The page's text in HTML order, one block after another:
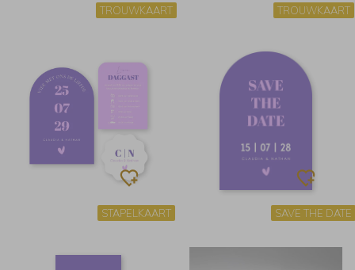
TROUWKAART TROUWKAART
STAPELKAART SAVE THE DATE